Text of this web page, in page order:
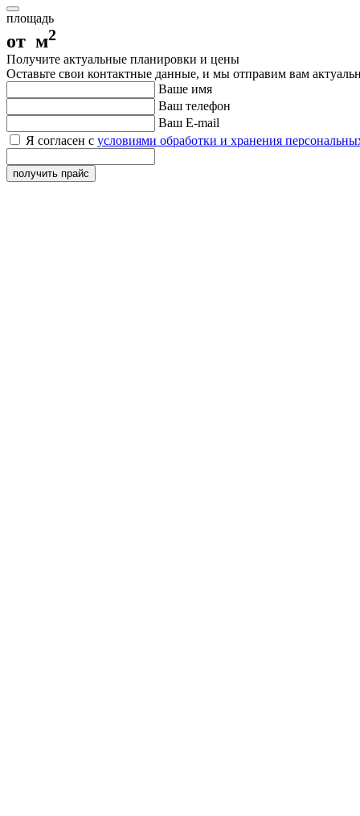
площадь
от м2
Получите актуальные планировки и цены
Оставьте свои контактные данные, и мы отправим вам
Ваше имя
Ваш телефон
Ваш E-mail
Я согласен с условиями обработки и хранения
получить прайс